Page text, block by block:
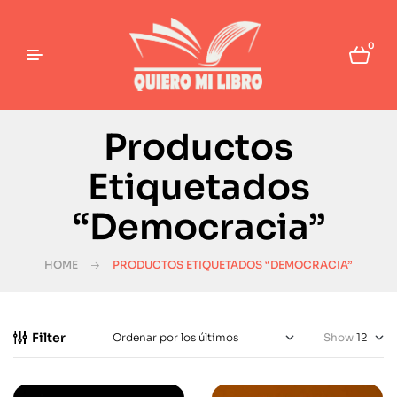
0
Productos
Etiquetados
“Democracia”
HOME PRODUCTOS ETIQUETADOS “DEMOCRACIA”
Filter Show